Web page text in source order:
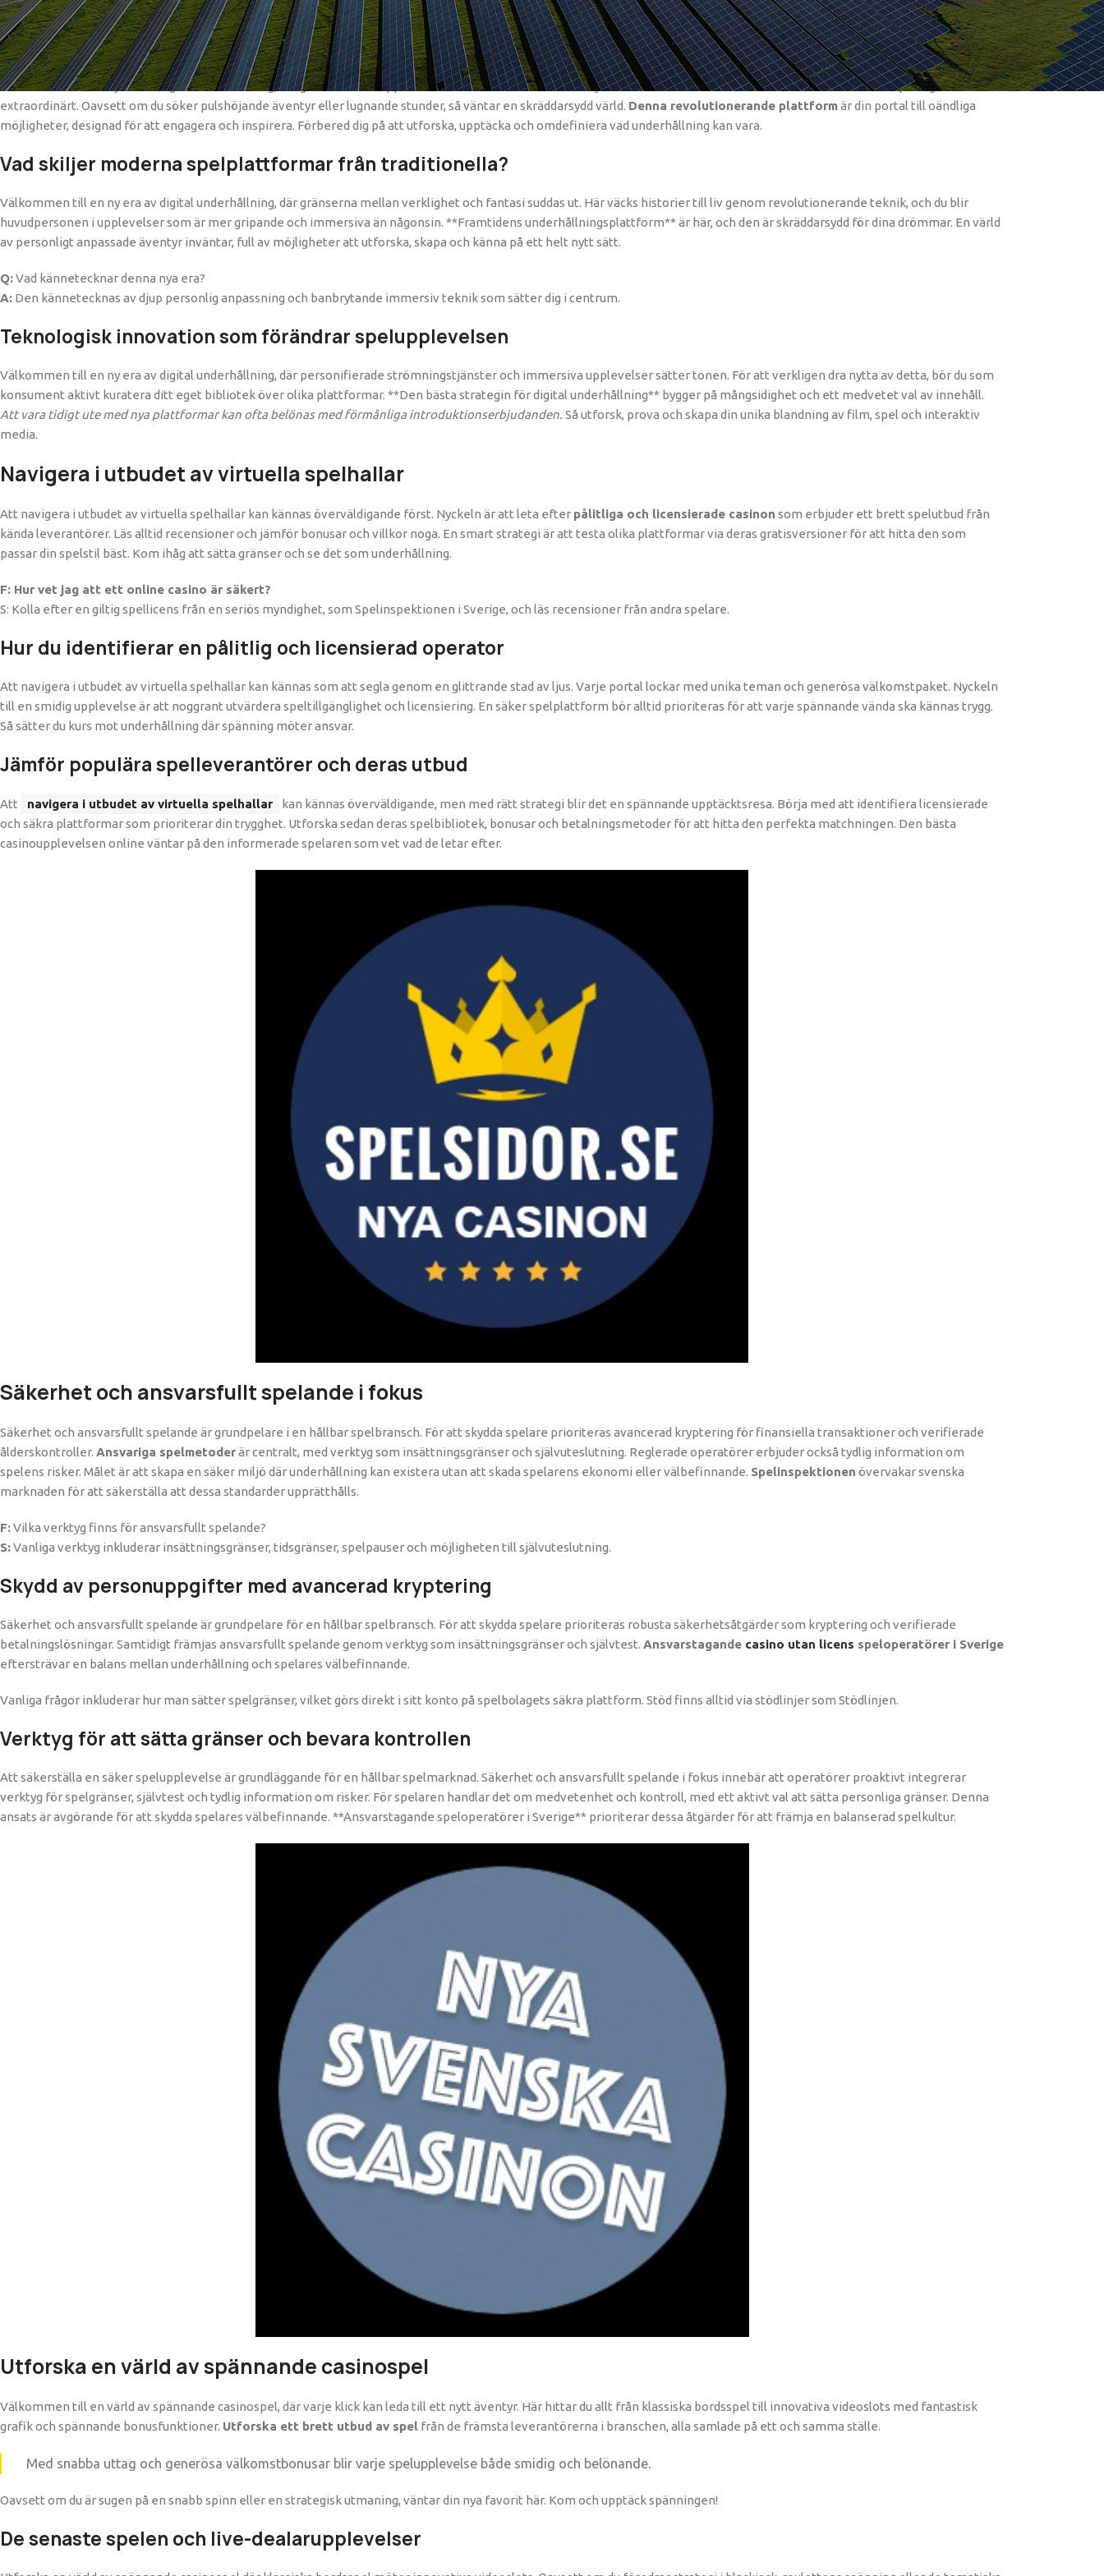
ansvarsfulltsätt. Kom och upplev själv!
Välkommen till en ny era av digital underhållning
Välkommen till en ny era av digital underhållning, där gränserna för upplevelser suddas ut. Här möts banbrytande teknik och fascinerande berättelser för att skapa något helt
extraordinärt. Oavsett om du söker pulshöjande äventyr eller lugnande stunder, så väntar en skräddarsydd värld. Denna revolutionerande plattformär din portal till oändliga
möjligheter, designad för att engagera och inspirera. Förbered dig på att utforska, upptäcka och omdefiniera vad underhållning kan vara.
Vad skiljer moderna spelplattformar från traditionella?
Välkommen till en ny era av digital underhållning, där gränserna mellan verklighet och fantasi suddas ut. Här väcks historier till liv genom revolutionerande teknik, och du blir
huvudpersonen i upplevelser som är mer gripande och immersiva än någonsin. **Framtidens underhållningsplattform** är här, och den är skräddarsydd för dina drömmar. En värld
av personligt anpassade äventyr inväntar, full av möjligheter att utforska, skapa och känna på ett helt nytt sätt.
Q:Vad kännetecknar denna nya era?
A: Den kännetecknas av djup personlig anpassning och banbrytande immersiv teknik som sätter dig i centrum.
Teknologisk innovation som förändrar spelupplevelsen
Välkommen till en ny era av digital underhållning, där personifierade strömningstjänster och immersiva upplevelser sätter tonen. För att verkligen dra nytta av detta, bör du som
konsument aktivt kuratera ditt eget bibliotek över olika plattformar. **Den bästa strategin för digital underhållning** bygger på mångsidighet och ett medvetet val av innehåll.
Att vara tidigt ute med nya plattformar kan ofta belönas med förmånliga introduktionserbjudanden. Så utforsk, prova och skapa din unika blandning av film, spel och interaktiv
media.
Navigera i utbudet av virtuella spelhallar
Att navigera i utbudet av virtuella spelhallar kan kännas överväldigande först. Nyckeln är att leta efter pålitliga och licensierade casinon som erbjuder ett brett spelutbud från
kända leverantörer. Läs alltid recensioner och jämför bonusar och villkor noga. En smart strategi är att testa olika plattformar via deras gratisversioner för att hitta den som
passar din spelstil bäst. Kom ihåg att sätta gränser och se det som underhållning.
F: Hur vet jag att ett online casino är säkert?
S: Kolla efter en giltig spellicens från en seriös myndighet, som Spelinspektionen i Sverige, och läs recensioner från andra spelare.
Hur du identifierar en pålitlig och licensierad operator
Att navigera i utbudet av virtuella spelhallar kan kännas som att segla genom en glittrande stad av ljus. Varje portal lockar med unika teman och generösa välkomstpaket. Nyckeln
till en smidig upplevelse är att noggrant utvärdera speltillgänglighet och licensiering. En säker spelplattform bör alltid prioriteras för att varje spännande vända ska kännas trygg.
Så sätter du kurs mot underhållning där spänning möter ansvar.
Jämför populära spelleverantörer och deras utbud
Att navigera i utbudet av virtuella spelhallar
kan kännas överväldigande, men med rätt strategi blir det en spännande upptäcktsresa. Börja med att identifiera licensierade
och säkra plattformar som prioriterar din trygghet. Utforska sedan deras spelbibliotek, bonusar och betalningsmetoder för att hitta den perfekta matchningen. Den bästa
casinoupplevelsen online väntar på den informerade spelaren som vet vad de letar efter.
Säkerhet och ansvarsfullt spelande i fokus
Säkerhet och ansvarsfullt spelande är grundpelare i en hållbar spelbransch. För att skydda spelare prioriteras avancerad kryptering för finansiella transaktioner och verifierade
ålderskontroller. Ansvariga spelmetoderär centralt, med verktyg som insättningsgränser och självuteslutning. Reglerade operatörer erbjuder också tydlig information om
spelens risker. Målet är att skapa en säker miljö där underhållning kan existera utan att skada spelarens ekonomi eller välbefinnande. Spelinspektionen övervakar svenska
marknaden för att säkerställa att dessa standarder upprätthålls.
F:Vilka verktyg finns för ansvarsfullt spelande?
S:Vanliga verktyg inkluderar insättningsgränser, tidsgränser, spelpauser och möjligheten till självuteslutning.
Skydd av personuppgifter med avancerad kryptering
Säkerhet och ansvarsfullt spelande är grundpelare för en hållbar spelbransch. För att skydda spelare prioriteras robusta säkerhetsåtgärder som kryptering och verifierade
betalningslösningar. Samtidigt främjas ansvarsfullt spelande genom verktyg som insättningsgränser och självtest. Ansvarstagande casino utan licens speloperatörer i Sverige
eftersträvar en balans mellan underhållning och spelares välbefinnande.
Vanliga frågor inkluderar hur man sätter spelgränser, vilket görs direkt i sitt konto på spelbolagets säkra plattform. Stöd finns alltid via stödlinjer som Stödlinjen.
Verktyg för att sätta gränser och bevara kontrollen
Att säkerställa en säker spelupplevelse är grundläggande för en hållbar spelmarknad. Säkerhet och ansvarsfullt spelande i fokus innebär att operatörer proaktivt integrerar
verktyg för spelgränser, självtest och tydlig information om risker. För spelaren handlar det om medvetenhet och kontroll, med ett aktivt val att sätta personliga gränser. Denna
ansats är avgörande för att skydda spelares välbefinnande. **Ansvarstagande speloperatörer i Sverige** prioriterar dessa åtgärder för att främja en balanserad spelkultur.
Utforska en värld av spännande casinospel
Välkommen till en värld av spännande casinospel, där varje klick kan leda till ett nytt äventyr. Här hittar du allt från klassiska bordsspel till innovativa videoslots med fantastisk
grafik och spännande bonusfunktioner. Utforska ett brett utbud av spel från de främsta leverantörerna i branschen, alla samlade på ett och samma ställe.
Med snabba uttag och generösa välkomstbonusar blir varje spelupplevelse både smidig och belönande.
Oavsett om du är sugen på en snabb spinn eller en strategisk utmaning, väntar din nya favorit här. Kom och upptäck spänningen!
De senaste spelen och live-dealarupplevelser